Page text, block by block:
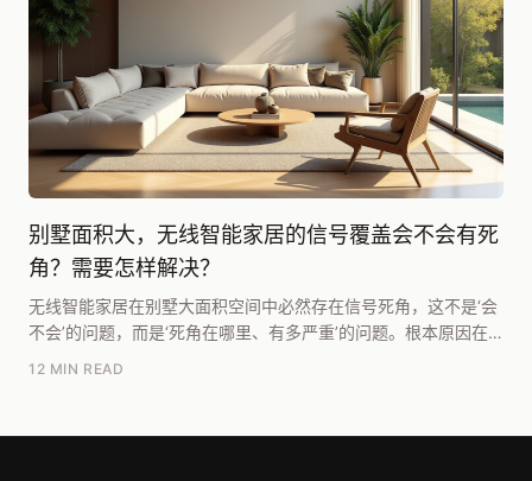
别墅面积大，无线智能家居的信号覆盖会不会有死
角？需要怎样解决？
无线智能家居在别墅大面积空间中必然存在信号死角，这不是‘会
不会’的问题，而是‘死角在哪里、有多严重’的问题。根本原因在
12 MIN READ